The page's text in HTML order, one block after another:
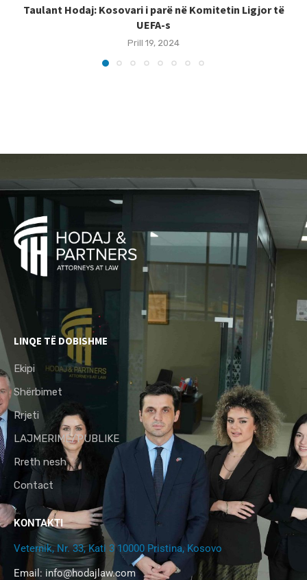
Taulant Hodaj: Kosovari i parë në Komitetin Ligjor të
UEFA-s
Prill 19, 2024
LINQE TË DOBISHME
Ekipi
Shërbimet
Rrjeti
LAJMERIME/PUBLIKE
Rreth nesh
Contact
KONTAKTI
Veternik, Nr. 33, Kati 3 10000 Pristina, Kosovo
Email: info@hodajlaw.com